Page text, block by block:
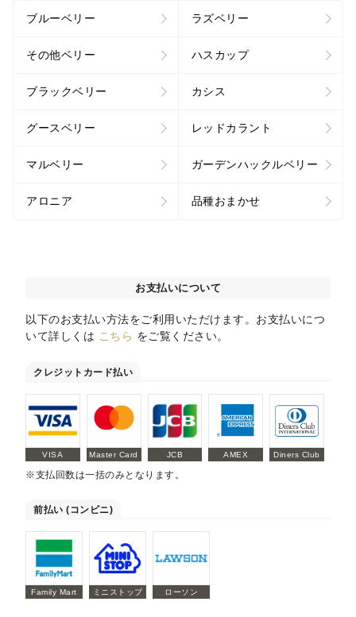
ブルーベリー ラズベリー
その他ベリー ハスカップ
ブラックベリー カシス
グースベリー レッドカラント
マルベリー ガーデンハックルベリー
アロニア 品種おまかせ
お支払いについて
以下のお支払い方法をご利用いただけます。お支払いにつ
いて詳しくは こちら をご覧ください。
クレジットカード払い
VISA Master Card JCB AMEX Diners Club
※支払回数は一括のみとなります。
前払い (コンビニ)
Family Mart ミニストップ ローソン